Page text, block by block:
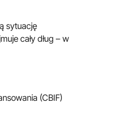
sytuację
cały dług – w
(CBIF)